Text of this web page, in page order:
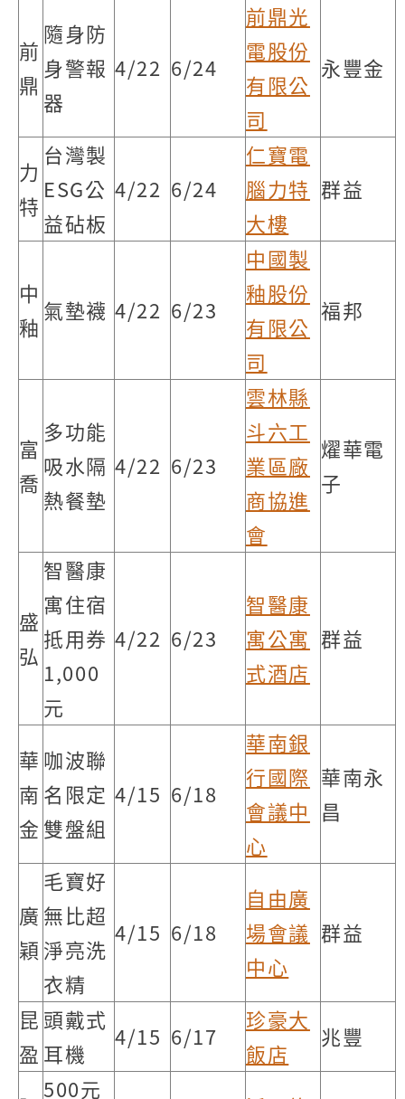
前
鼎
隨身防
身警報
器
4/22 6/24
前鼎光
電股份
有限公
司
永豐金
力
特
台灣製
ESG公
益砧板
4/22 6/24
仁寶電
腦力特
大樓
群益
中
釉
氣墊襪 4/22 6/23
中國製
釉股份
有限公
司
福邦
富
喬
多功能
吸水隔
熱餐墊
4/22 6/23
雲林縣
斗六工
業區廠
商協進
會
燿華電
子
盛
弘
智醫康
寓住宿
抵用券
1,000
元
4/22 6/23
智醫康
寓公寓
式酒店
群益
華
南
金
咖波聯
名限定
雙盤組
4/15 6/18
華南銀
行國際
會議中
心
華南永
昌
廣
穎
毛寶好
無比超
淨亮洗
衣精
4/15 6/18
自由廣
場會議
中心
群益
昆
盈
頭戴式
耳機
4/15 6/17
珍豪大
飯店
兆豐
500元